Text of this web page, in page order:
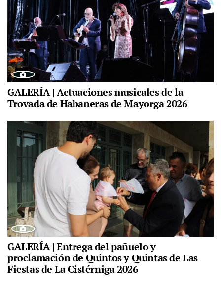
GALERÍA | Actuaciones musicales de la
Trovada de Habaneras de Mayorga 2026
GALERÍA | Entrega del pañuelo y
proclamación de Quintos y Quintas de Las
Fiestas de La Cistérniga 2026